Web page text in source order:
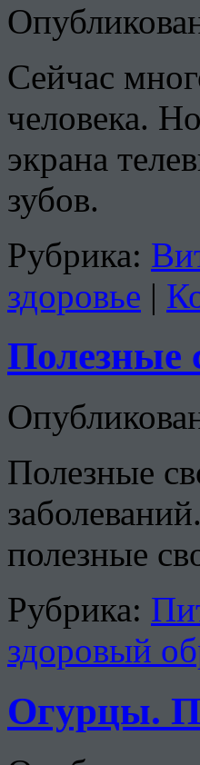
Сейчас
человека.
экрана
зубов.
Рубрика:
здоровье |
Полезные
Полезные
полезные
Рубрика:
здоровый
Огурцы.